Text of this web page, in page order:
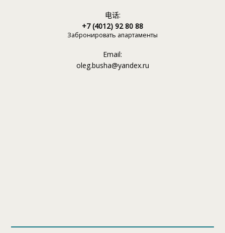
电话:
+7 (4012) 92 80 88
Забронировать апартаменты
Email:
oleg.busha@yandex.ru